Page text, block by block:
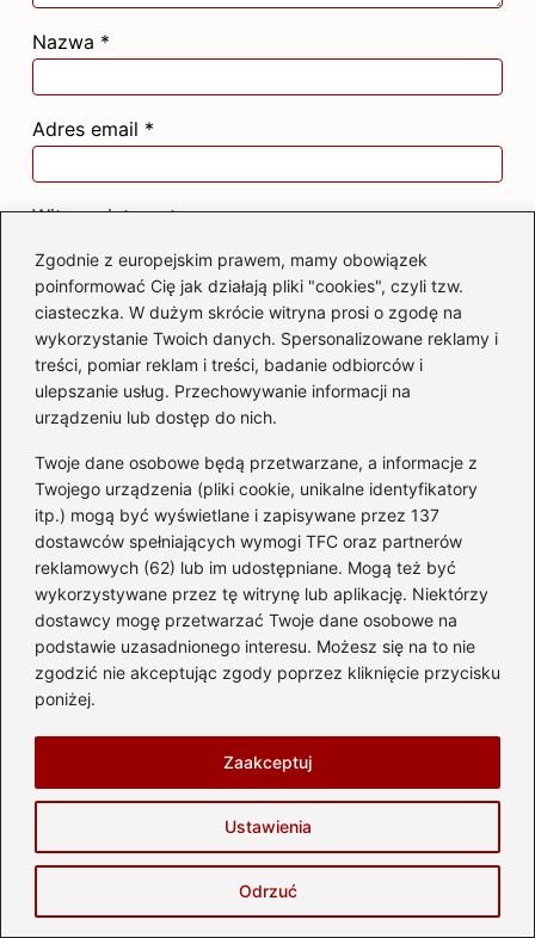
Zgodnie z europejskim prawem, mamy obowiązek
poinformować Cię jak działają pliki "cookies", czyli tzw.
ciasteczka. W dużym skrócie witryna prosi o zgodę na
wykorzystanie Twoich danych. Spersonalizowane reklamy i
treści, pomiar reklam i treści, badanie odbiorców i
ulepszanie usług. Przechowywanie informacji na
urządzeniu lub dostęp do nich.
Twoje dane osobowe będą przetwarzane, a informacje z
Twojego urządzenia (pliki cookie, unikalne identyfikatory
itp.) mogą być wyświetlane i zapisywane przez 137
dostawców spełniających wymogi TFC oraz partnerów
reklamowych (62) lub im udostępniane. Mogą też być
wykorzystywane przez tę witrynę lub aplikację. Niektórzy
dostawcy mogę przetwarzać Twoje dane osobowe na
podstawie uzasadnionego interesu. Możesz się na to nie
zgodzić nie akceptując zgody poprzez kliknięcie przycisku
poniżej.
Ustawienia
Odrzuć
Zaakceptuj
Nazwa *
Adres email *
Witryna internetowa
Zapamiętaj moje dane w tej przeglądarce
podczas pisania kolejnych komentarzy.
Poczytaj więcej
Czy system start-stop naprawdę wpływa
na trwałość silnika?